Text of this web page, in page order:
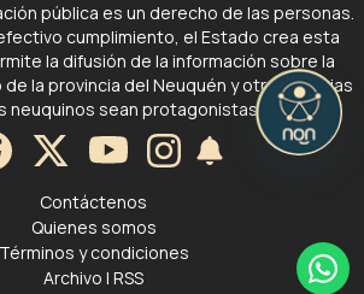
pública es un derecho de las personas.
cumplimiento, el Estado crea esta
la difusión de la información sobre la
la provincia del Neuquén y otras noticias
neuquinos sean protagonistas.
Contáctenos
Quienes somos
Términos y condiciones
Archivo |RSS